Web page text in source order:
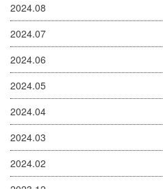
2024.08
2024.07
2024.06
2024.05
2024.04
2024.03
2024.02